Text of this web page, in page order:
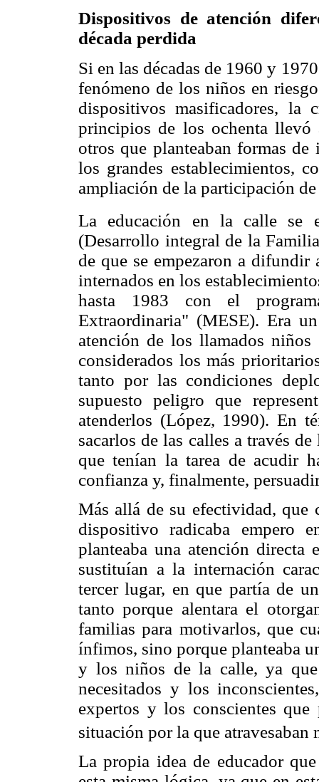
Dispositivos de atención
década perdida
Si en las décadas de 1960 y
fenómeno de los niños en
dispositivos masificadores, la
principios de los ochenta
otros que planteaban formas
los grandes establecimientos,
ampliación de la participación
La educación en la calle se
(Desarrollo integral de la
de que se empezaron a
internados en los
hasta 1983 con el
Extraordinaria" (MESE). Era
atención de los llamados niños
considerados los más
tanto por las condiciones
supuesto peligro que
atenderlos (López, 1990). En
sacarlos de las calles a través
que tenían la tarea de acudir
confianza y, finalmente,
Más allá de su efectividad,
dispositivo radicaba empero
planteaba una atención
sustituían a la internación
tercer lugar, en que partía de
tanto porque alentara el
familias para motivarlos, que
ínfimos, sino porque planteaba
y los niños de la calle, ya
necesitados y los
expertos y los conscientes
situación por la que atravesaban
La propia idea de educador